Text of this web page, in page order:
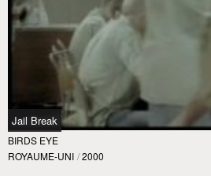
Jail Break
BIRDS EYE
ROYAUME-UNI / 2000